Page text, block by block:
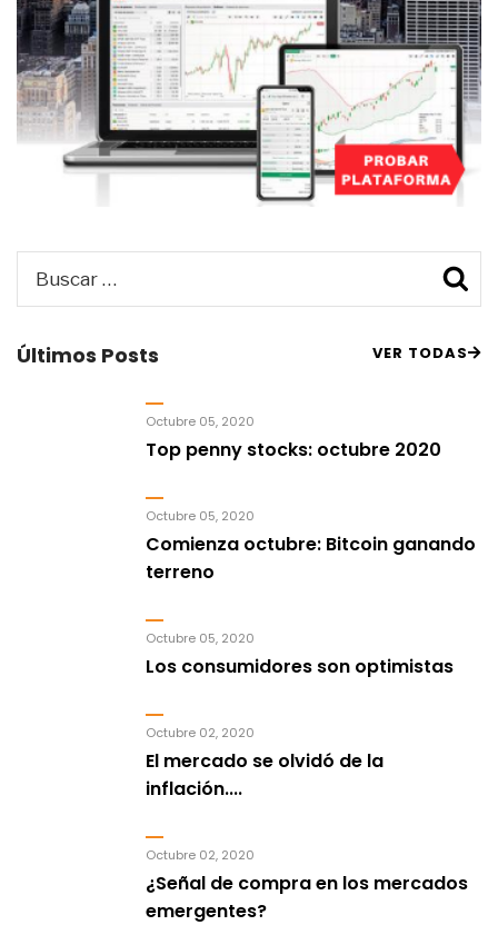
por:
Últimos Posts VER TODAS
Octubre 05, 2020
Top penny stocks: octubre 2020
Octubre 05, 2020
Comienza octubre: Bitcoin ganando
terreno
Octubre 05, 2020
Los consumidores son optimistas
Octubre 02, 2020
El mercado se olvidó de la
inflación....
Octubre 02, 2020
¿Señal de compra en los mercados
emergentes?